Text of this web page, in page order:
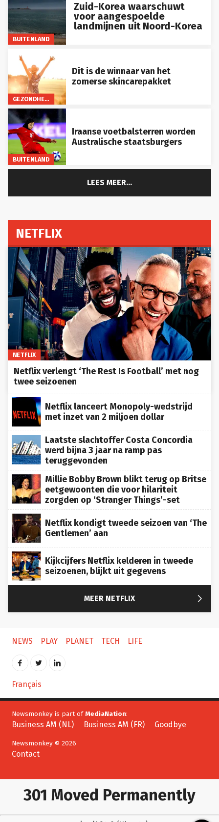
BUITENLAND
Zuid-Korea waarschuwt
voor aangespoelde
landmijnen uit Noord-Korea
GEZONDHEID
Dit is de winnaar van het
zomerse skincarepakket
BUITENLAND
Iraanse voetbalsterren worden
Australische staatsburgers
LEES MEER...
NETFLIX
NETFLIX
Netflix verlengt ‘The Rest Is Football’ met nog
twee seizoenen
Netflix lanceert Monopoly-wedstrijd
met inzet van 2 miljoen dollar
Laatste slachtoffer Costa Concordia
werd bijna 3 jaar na ramp pas
teruggevonden
Millie Bobby Brown blikt terug op Britse
eetgewoonten die voor hilariteit
zorgden op ‘Stranger Things’-set
Netflix kondigt tweede seizoen van ‘The
Gentlemen’ aan
Kijkcijfers Netflix kelderen in tweede
seizoenen, blijkt uit gegevens
MEER NETFLIX 
NEWS PLAY PLANET TECH LIFE
Français
Newsmonkey is part ofMediaNation:
Business AM (NL) Business AM (FR) Goodbye
Newsmonkey © 2026
Contact
301 Moved Permanently